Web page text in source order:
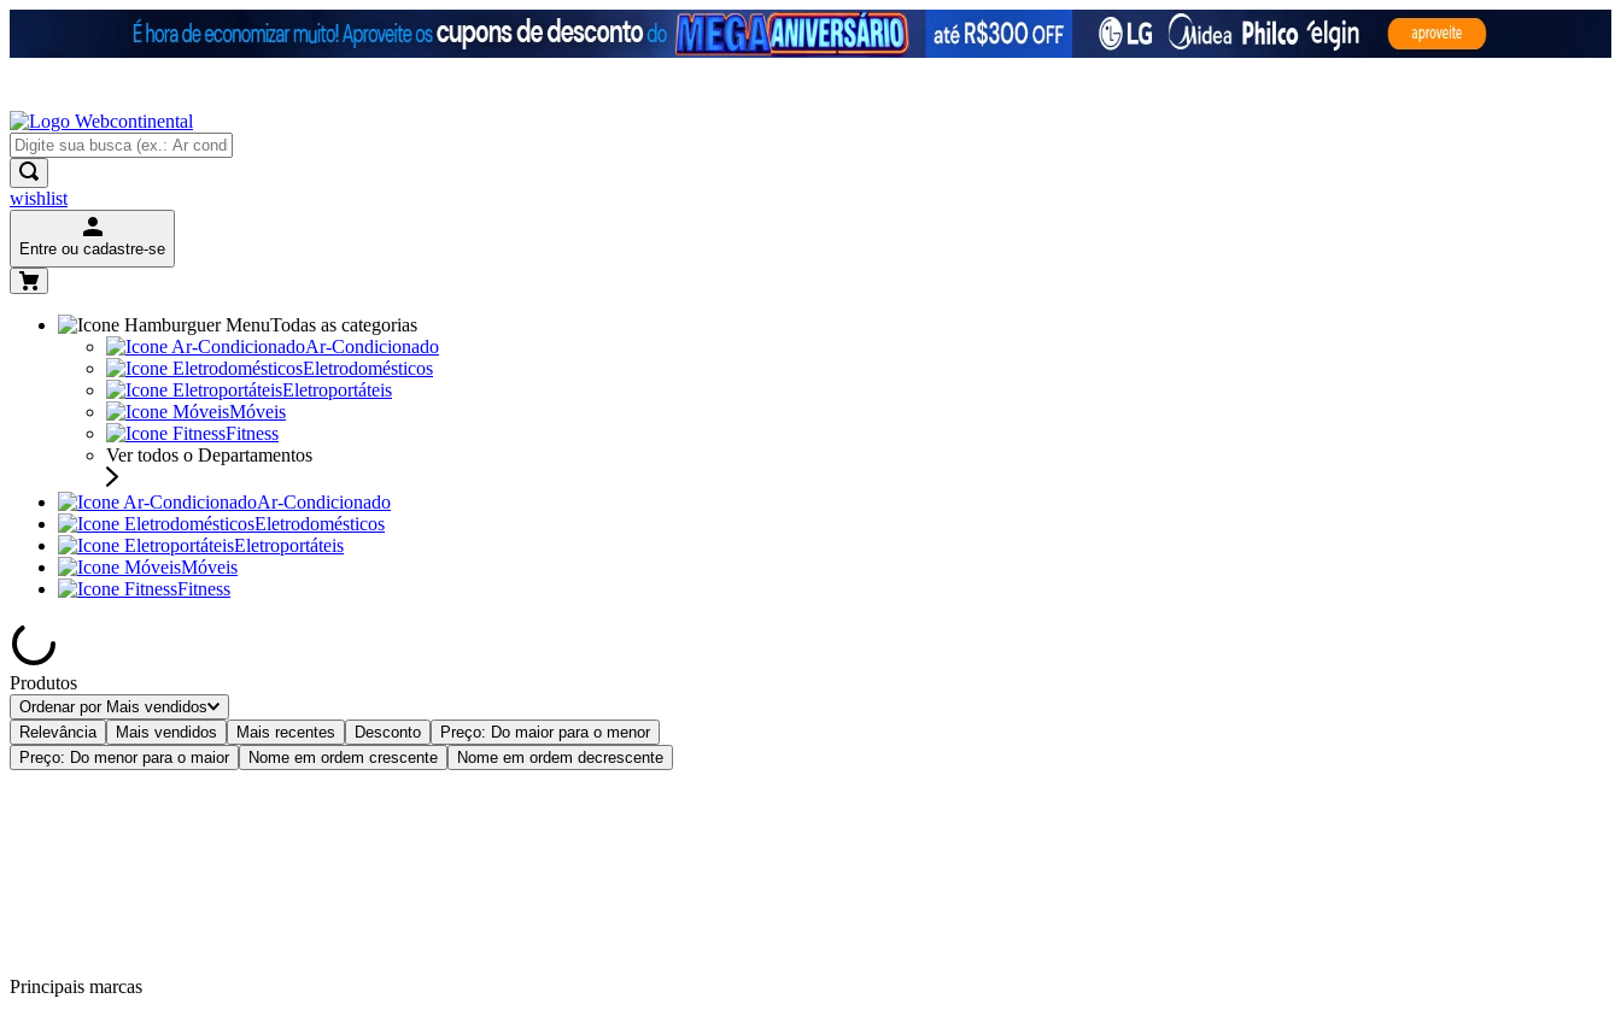
wishlist
Entre ou cadastre-se
Todas as categorias
Ar-Condicionado
Eletrodomésticos
Eletroportáteis
Móveis
Fitness
Ver todos o Departamentos
Ar-Condicionado
Eletrodomésticos
Eletroportáteis
Móveis
Fitness
Produtos
Ordenar por Mais vendidos
Relevância
Mais vendidos Mais recentes Desconto
Preço: Do maior para o menor
Preço: Do menor para o maior
Nome em ordem crescente Nome em ordem decrescente
Principais marcas